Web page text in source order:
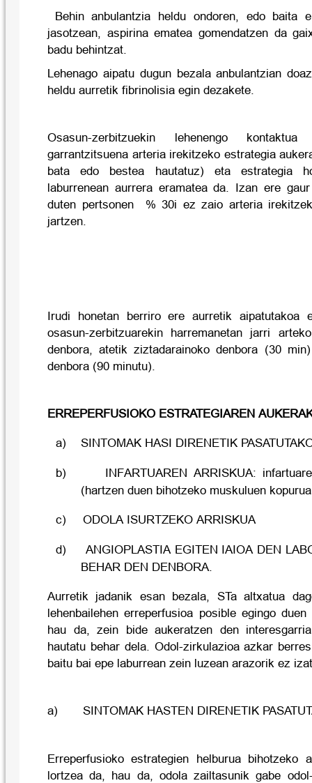
Behin anbulantzia heldu ondoren, edo baita
jasotzean, aspirina ematea gomendatzen da
badu behintzat.
Lehenago aipatu dugun bezala anbulantzian
heldu aurretik fibrinolisia egin dezakete.
Osasun-zerbitzuekin lehenengo
garrantzitsuena arteria irekitzeko estrategia
bata edo bestea hautatuz) eta estrategia
laburrenean aurrera eramatea da. Izan ere
duten pertsonen % 30i ez zaio arteria
jartzen.
Irudi honetan berriro ere aurretik aipatutakoa
osasun-zerbitzuarekin harremanetan jarri
denbora, atetik ziztadarainoko denbora (30
denbora (90 minutu).
ERREPERFUSIOKO ESTRATEGIAREN
a) SINTOMAK HASI DIRENETIK
b)
INFARTUAREN ARRISKUA:
(hartzen duen bihotzeko muskuluen
c) ODOLA ISURTZEKO ARRISKUA
d)
ANGIOPLASTIA EGITEN IAIOA DEN
BEHAR DEN DENBORA.
Aurretik jadanik esan bezala, STa altxatua
lehenbailehen erreperfusioa posible egingo
hau da, zein bide aukeratzen den
hautatu behar dela. Odol-zirkulazioa azkar
baitu bai epe laburrean zein luzean arazorik ez
a) SINTOMAK HASTEN DIRENETIK
Erreperfusioko estrategien helburua bihotzeko
lortzea da, hau da, odola zailtasunik gabe